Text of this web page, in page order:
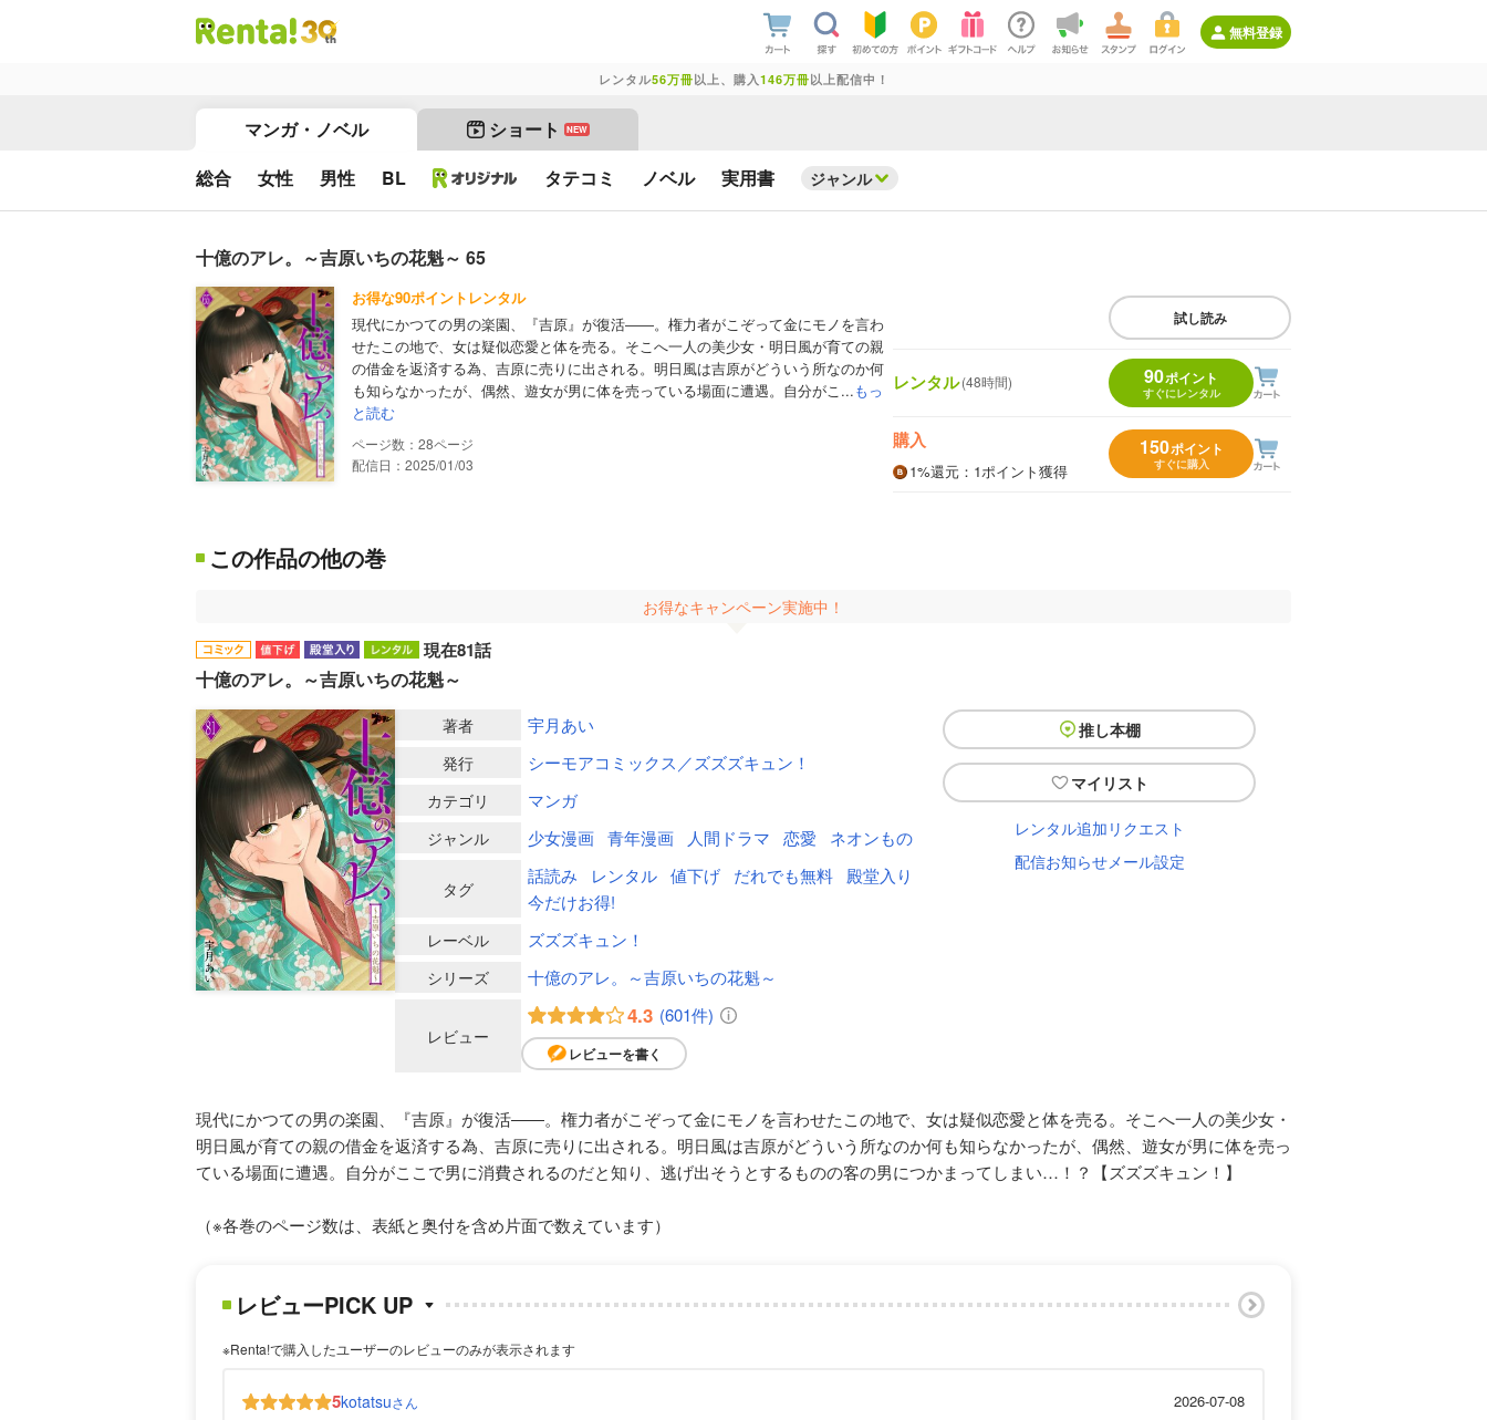
無料登録
レンタル56万冊以上、購入 146万冊以上配信中！
マンガ・ノベル ショート NEW
総合 女性 男性 BL タテコミ ノベル 実用書 ジャンル
十億のアレ。～吉原いちの花魁～ 65
お得な90ポイントレンタル
現代にかつての男の楽園、『吉原』が復活――。権力者がこぞって金にモノを言わ
せたこの地で、女は疑似恋愛と体を売る。そこへ一人の美少女・明日風が育ての親
の借金を返済する為、吉原に売りに出される。明日風は吉原がどういう所なのか何
も知らなかったが、偶然、遊女が男に体を売っている場面に遭遇。自分がこ...もっ
と読む
28
配信日：2025/01/03
試し読み
レンタル(48時間) 90ポイント
すぐにレンタル
購入
1%還元 ：1ポイント獲得
150ポイント
すぐに購入
この作品の他の巻
お得なキャンペーン実施中！
現在81話
十億のアレ。～吉原いちの花魁～
推し本棚
マイリスト
レンタル追加リクエスト
配信お知らせメール設定
著者 宇月あい
発行 シーモアコミックス／ズズズキュン！
カテゴリ マンガ
ジャンル 少女漫画 青年漫画 人間ドラマ 恋愛 ネオンもの
タグ
話読み レンタル 値下げ だれでも無料
殿堂入り
今だけお得!
レーベル ズズズキュン！
シリーズ 十億のアレ。～吉原いちの花魁～
レビュー
4.3 (601件)
レビューを書く
現代にかつての男の楽園、『吉原』が復活――。権力者がこぞって金にモノを言わせたこの地で、女は疑似恋愛と体を売る。そこへ一人の美少女・
明日風が育ての親の借金を返済する為、吉原に売りに出される。明日風は吉原がどういう所なのか何も知らなかったが、偶然、遊女が男に体を売っ
ている場面に遭遇。自分がここで男に消費されるのだと知り、逃げ出そうとするものの客の男につかまってしまい…！？【ズズズキュン！】
（※各巻のページ数は、表紙と奥付を含め片面で数えています）
レビューPICK UP
※Renta!で購入したユーザーのレビューのみが表示されます
5kotatsuさん 2026-07-08